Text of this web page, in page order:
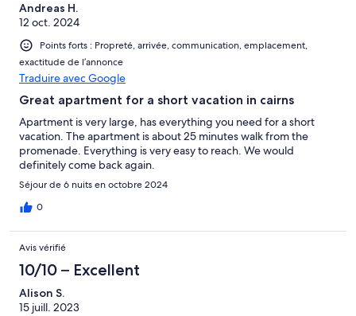
Andreas H.
12 oct. 2024
Points forts : Propreté, arrivée, communication, emplacement,
exactitude de l’annonce
Traduire avec Google
Great apartment for a short vacation in cairns
Apartment is very large, has everything you need for a short
vacation. The apartment is about 25 minutes walk from the
promenade. Everything is very easy to reach. We would
definitely come back again.
Séjour de 6 nuits en octobre 2024
0
Avis vérifié
10/10 – Excellent
Alison S.
15 juill. 2023